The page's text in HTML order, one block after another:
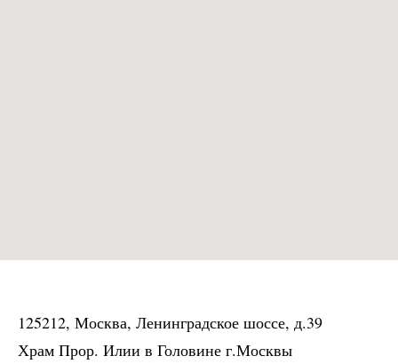
125212, Москва, Ленинградское шоссе, д.39
Храм Прор. Илии в Головине г.Москвы